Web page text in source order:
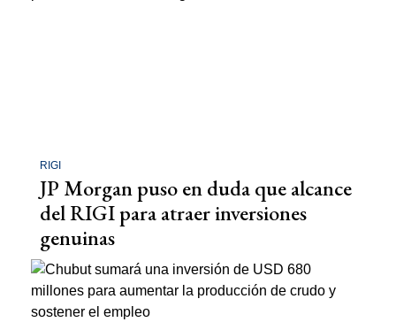
RIGI
JP Morgan puso en duda que alcance
del RIGI para atraer inversiones
genuinas